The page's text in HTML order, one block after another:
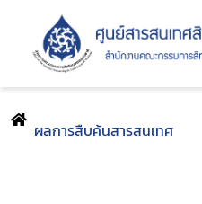
ผลการสืบค้นสารสนเทศ